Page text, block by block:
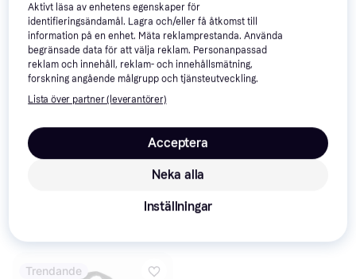
House Doctor Picnic Kylväska
House Doctor Hdsatt
Kylväska Senapsgul
Trendande
Aktivt läsa av enhetens egenskaper för
identifieringsändamål. Lagra och/eller få åtkomst till
information på en enhet. Mäta reklamprestanda. Använda
begränsade data för att välja reklam. Personanpassad
reklam och innehåll, reklam- och innehållsmätning,
forskning angående målgrupp och tjänsteutveckling.
Lista över partner (leverantörer)
Neka alla
Acceptera
Inställningar